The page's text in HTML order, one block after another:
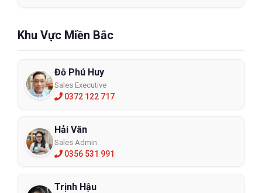
Khu Vực Miền Bắc
Đỗ Phú Huy
Sales Executive
0372 122 717
Hải Vân
Sales Admin
0356 531 991
Trịnh Hậu